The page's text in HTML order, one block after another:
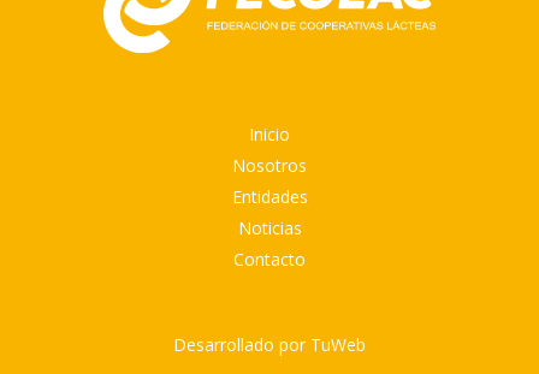
Inicio
Nosotros
Entidades
Noticias
Contacto
Desarrollado por TuWeb